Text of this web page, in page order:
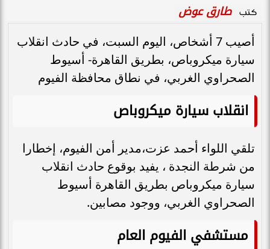
كتب طارق عوض
أصيب 7 أشخاص، اليوم السبت، في حادث انقلاب
سيارة ميكروباص، بطريق القاهرة- أسيوط
الصحراوي الغربي، في نطاق محافظة الفيوم
انقلاب سيارة ميكروباص
تلقي اللواء أحمد عزت،مدير أمن الفيوم، إخطارا
من شرطة النجدة ، يفيد بوقوع حادث انقلاب
سيارة ميكروباص بطريق القاهرة أسيوط
الصحراوي الغربي، ووجود مصابين.
مستشفي الفيوم العام